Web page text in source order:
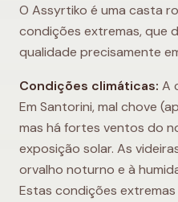
O Assyrtiko é uma casta
condições extremas, que
qualidade precisamente
Condições climáticas: A
Em Santorini, mal chove
mas há fortes ventos do
exposição solar. As
orvalho noturno e à
Estas condições